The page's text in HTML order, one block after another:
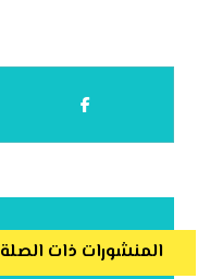
المنشورات ذات الصلة